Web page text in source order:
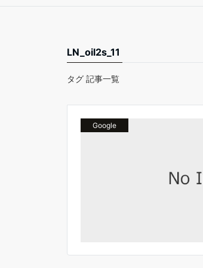
LN_oil2s_11
タグ 記事一覧
Google